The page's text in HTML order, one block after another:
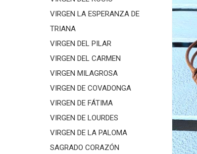
VIRGEN LA ESPERANZA DE
TRIANA
VIRGEN DEL PILAR
VIRGEN DEL CARMEN
VIRGEN MILAGROSA
VIRGEN DE COVADONGA
VIRGEN DE FÁTIMA
VIRGEN DE LOURDES
VIRGEN DE LA PALOMA
SAGRADO CORAZÓN